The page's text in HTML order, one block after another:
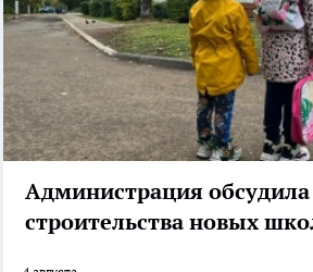
Администрация
строительства новых